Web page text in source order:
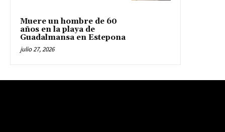
Muere un hombre de 60
años en la playa de
Guadalmansa en Estepona
julio 27, 2026